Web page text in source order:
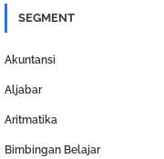
SEGMENT
Akuntansi
Aljabar
Aritmatika
Bimbingan Belajar